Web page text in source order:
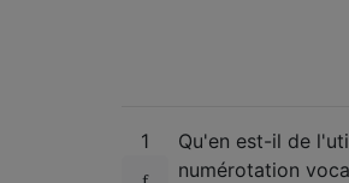
1
Qu'en est-il de
numérotation